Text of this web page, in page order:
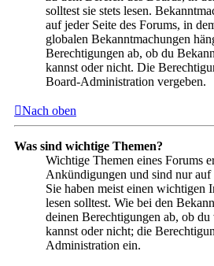
solltest sie stets lesen.
auf jeder Seite des Forums, in
globalen Bekanntmachungen
Berechtigungen ab, ob du
kannst oder nicht. Die
Board-Administration vergeben.
Nach oben
Was sind wichtige Themen?
Wichtige Themen eines Forums
Ankündigungen und sind nur auf
Sie haben meist einen wichtigen
lesen solltest. Wie bei den
deinen Berechtigungen ab, ob
kannst oder nicht; die
Administration ein.